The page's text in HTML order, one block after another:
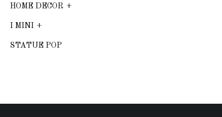
HOME DECOR
I MINI
STATUE POP